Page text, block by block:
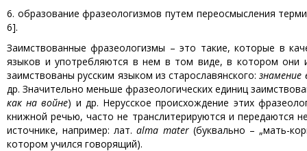
6. образование фразеологизмов путем переосмысления
6].
Заимствованные фразеологизмы – это такие, которые в
языков и употребляются в нем в том виде, в котором они
заимствованы русским языком из старославянского:знамение
др. Значительно меньше фразеологических единиц
как на войне) и др. Нерусское происхождение этих
книжной речью, часто не транслитерируются и передаются
источнике, например: лат.alma mater(буквально – „мать-
котором учился говорящий).